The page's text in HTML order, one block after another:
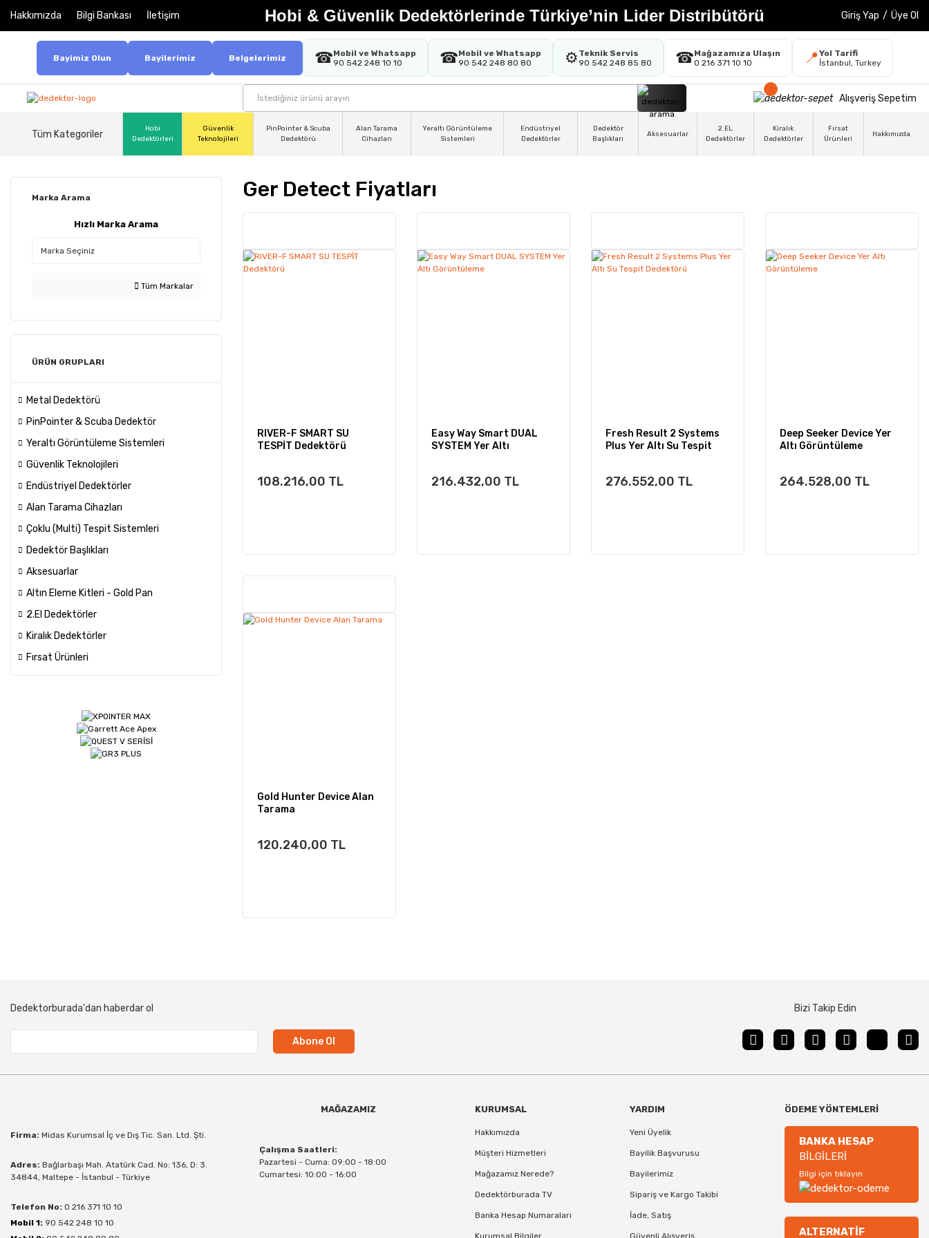
Hakkımızda Bilgi Bankası İletişim Hobi & Güvenlik Dedektörlerinde Türkiye’nin Lider Distribütörü Giriş Yap / Üye Ol
Bayimiz Olun Bayilerimiz Belgelerimiz ☎Mobil ve Whatsapp
90 542 248 10 10
☎Mobil ve Whatsapp
90 542 248 80 80
⚙️ Teknik Servis
90 542 248 85 80
☎Mağazamıza Ulaşın
0 216 371 10 10
📍Yol Tarifi
İstanbul, Turkey
Alışveriş Sepetim
Tüm Kategoriler
Hobi
Dedektörleri
Güvenlik
Teknolojileri
PinPointer & Scuba
Dedektörü
Alan Tarama
Cihazları
Yeraltı Görüntüleme
Sistemleri
Endüstriyel
Dedektörler
Dedektör
Başlıkları
Aksesuarlar
2.EL
Dedektörler
Kiralık
Dedektörler
Fırsat
Ürünleri
Hakkımızda
Marka Arama
Hızlı Marka Arama
Tüm Markalar
ÜRÜN GRUPLARI
Metal Dedektörü
PinPointer & Scuba Dedektör
Yeraltı Görüntüleme Sistemleri
Güvenlik Teknolojileri
Endüstriyel Dedektörler
Alan Tarama Cihazları
Çoklu (Multi) Tespit Sistemleri
Dedektör Başlıkları
Aksesuarlar
Altın Eleme Kitleri - Gold Pan
2.El Dedektörler
Kiralık Dedektörler
Fırsat Ürünleri
Ger Detect Fiyatları
RIVER-F SMART SU
TESPİT Dedektörü
108.216,00 TL
Easy Way Smart DUAL
SYSTEM Yer Altı
216.432,00 TL
Fresh Result 2 Systems
Plus Yer Altı Su Tespit
276.552,00 TL
Deep Seeker Device Yer
Altı Görüntüleme
264.528,00 TL
Gold Hunter Device Alan
Tarama
120.240,00 TL
Dedektorburada'dan haberdar ol
Abone Ol
Bizi Takip Edin
Firma: Midas Kurumsal İç ve Dış Tic. San. Ltd. Şti.
Adres: Bağlarbaşı Mah. Atatürk Cad. No: 136, D: 3.
34844, Maltepe - İstanbul - Türkiye
Telefon No: 0 216 371 10 10
Mobil 1: 90 542 248 10 10
MAĞAZAMIZ
Çalışma Saatleri:
Pazartesi - Cuma: 09:00 - 18:00
Cumartesi: 10:00 - 16:00
KURUMSAL
Hakkımızda
Müşteri Hizmetleri
Mağazamız Nerede?
Dedektörburada TV
Banka Hesap Numaraları
Kurumsal Bilgiler
YARDIM
Yeni Üyelik
Bayilik Başvurusu
Bayilerimiz
Sipariş ve Kargo Takibi
İade, Satış
Güvenli Alışveriş
ÖDEME YÖNTEMLERİ
BANKA HESAP
BİLGİLERİ
Bilgi için tıklayın
ALTERNATİF